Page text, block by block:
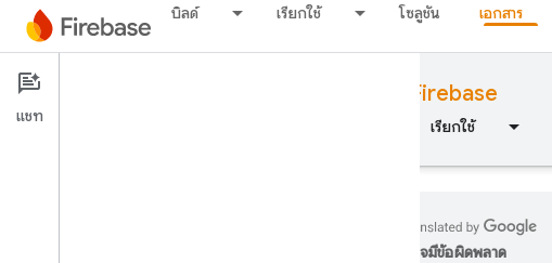
บิลด์ เรียกใช้ โซลูชัน เอกสาร
Documentation Cloud Storage for Firebase
ภาพรวม เรียกใช้
อาจมีข้อผิดพลาด
แชท